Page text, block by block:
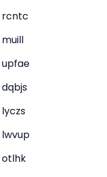
rcntc
muill
upfae
dqbjs
lyczs
lwvup
otlhk